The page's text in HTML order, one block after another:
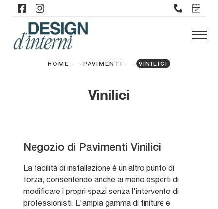
HOME PAVIMENTI VINILICI
Vinilici
Negozio di Pavimenti Vinilici
La facilità di installazione è un altro punto di
forza, consentendo anche ai meno esperti di
modificare i propri spazi senza l'intervento di
professionisti. L'ampia gamma di finiture e